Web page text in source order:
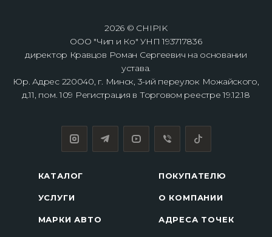
2026 © CHIPIK
ООО "Чип и Ко" УНП 193717836
директор Кравцов Роман Сергеевич на основании
устава.
Юр. Адрес 220040, г. Минск, 3-ий переулок Можайского,
д.11, пом. 109 Регистрация в Торговом реестре 19.12.18
КАТАЛОГ
УСЛУГИ
МАРКИ АВТО
ПОКУПАТЕЛЮ
О КОМПАНИИ
АДРЕСА ТОЧЕК